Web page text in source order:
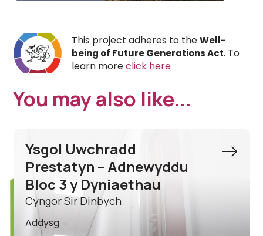
This project adheres to theWell-
being of Future Generations Act. To
learn moreclick here
You may also like...
Ysgol Acrefair Adnewyddu
Adeilad Ategol
Cyngor Bwrdeistref Sirol Wrecsam
Addysg